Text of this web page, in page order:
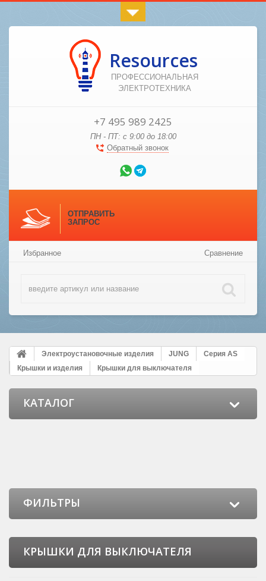
Resources
ПРОФЕССИОНАЛЬНАЯ
ЭЛЕКТРОТЕХНИКА
+7 495 989 2425
ПН - ПТ: с 9:00 до 18:00
Обратный звонок
ОТПРАВИТЬ
ЗАПРОС
Избранное Сравнение
Электроустановочные изделия JUNG
Серия AS
Крышки и изделия
Крышки для выключателя
КАТАЛОГ
ФИЛЬТРЫ
КРЫШКИ ДЛЯ ВЫКЛЮЧАТЕЛЯ